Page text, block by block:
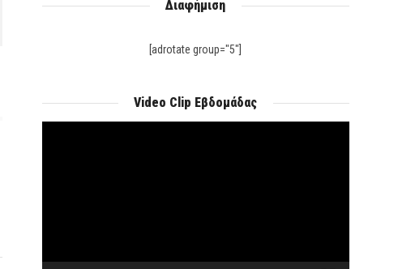
Διαφήμιση
[adrotate group="5"]
Video Clip Εβδομάδας